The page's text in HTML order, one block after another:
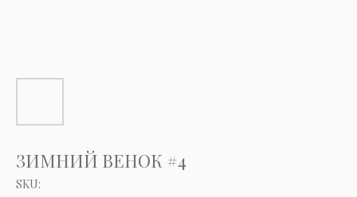
ЗИМНИЙ ВЕНОК #4
SKU: